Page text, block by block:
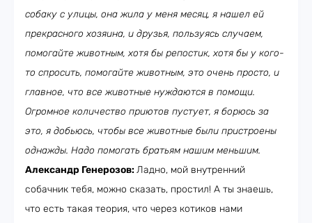
собаку с улицы, она жила у меня месяц, я нашел ей
прекрасного хозяина, и друзья, пользуясь случаем,
помогайте животным, хотя бы репостик, хотя бы у кого-
то спросить, помогайте животным, это очень просто, и
главное, что все животные нуждаются в помощи.
Огромное количество приютов пустует, я борюсь за
это, я добьюсь, чтобы все животные были пристроены
однажды. Надо помогать братьям нашим меньшим.
Александр Генерозов:Ладно, мой внутренний
собачник тебя, можно сказать, простил! А ты знаешь,
что есть такая теория, что через котиков нами